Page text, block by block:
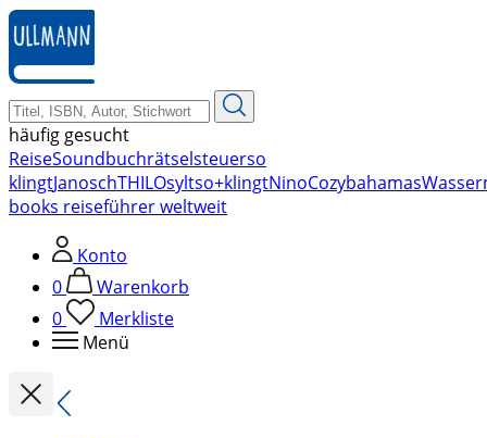
zum
Hauptinhalt
springen
häufig gesucht
ReiseSoundbuchrätselsteuerso
klingtJanoschTHILOsyltso+klingtNinoCozybahamas
books reiseführer weltweit
Konto
0
Warenkorb
0
Merkliste
Menü